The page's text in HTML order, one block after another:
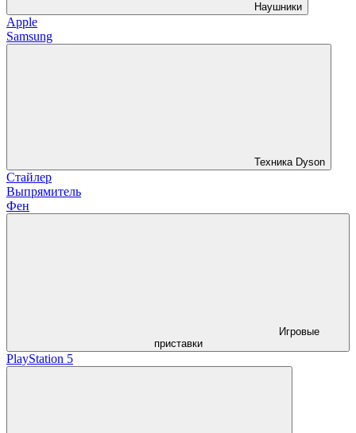
Наушники
Apple
Samsung
Техника Dyson
Стайлер
Выпрямитель
Фен
Игровые
приставки
PlayStation 5